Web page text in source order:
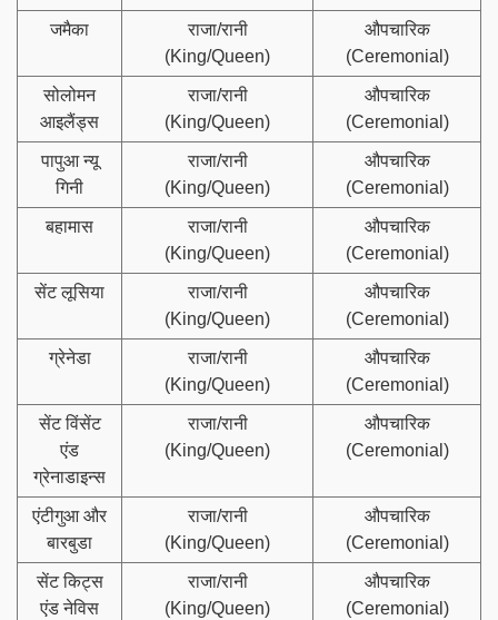
जमैका
राजा/रानी
(King/Queen)
औपचारिक
(Ceremonial)
सोलोमन
आइलैंड्स
राजा/रानी
(King/Queen)
औपचारिक
(Ceremonial)
पापुआ न्यू
गिनी
राजा/रानी
(King/Queen)
औपचारिक
(Ceremonial)
बहामास
राजा/रानी
(King/Queen)
औपचारिक
(Ceremonial)
सेंट लूसिया
राजा/रानी
(King/Queen)
औपचारिक
(Ceremonial)
ग्रेनेडा
राजा/रानी
(King/Queen)
औपचारिक
(Ceremonial)
सेंट विंसेंट
एंड
ग्रेनाडाइन्स
राजा/रानी
(King/Queen)
औपचारिक
(Ceremonial)
एंटीगुआ और
बारबुडा
राजा/रानी
(King/Queen)
औपचारिक
(Ceremonial)
सेंट किट्स
एंड नेविस
राजा/रानी
(King/Queen)
औपचारिक
(Ceremonial)